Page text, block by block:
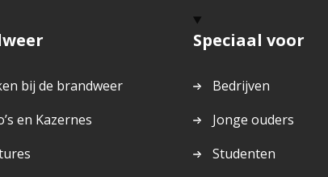
bij de brandweer
en Kazernes
Speciaal voor
Bedrijven
Jonge ouders
Studenten